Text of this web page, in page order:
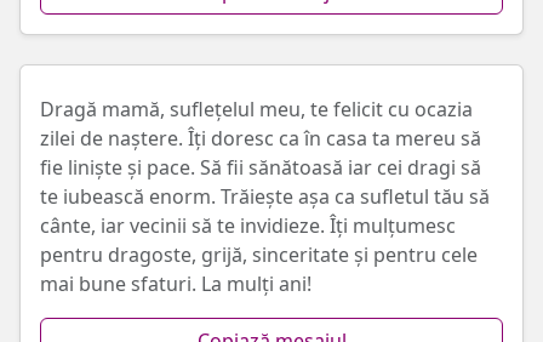
Dragă mamă, suflețelul meu, te felicit cu ocazia
zilei de naștere. Îți doresc ca în casa ta mereu să
fie liniște și pace. Să fii sănătoasă iar cei dragi să
te iubească enorm. Trăiește așa ca sufletul tău să
cânte, iar vecinii să te invidieze. Îți mulțumesc
pentru dragoste, grijă, sinceritate și pentru cele
mai bune sfaturi. La mulți ani!